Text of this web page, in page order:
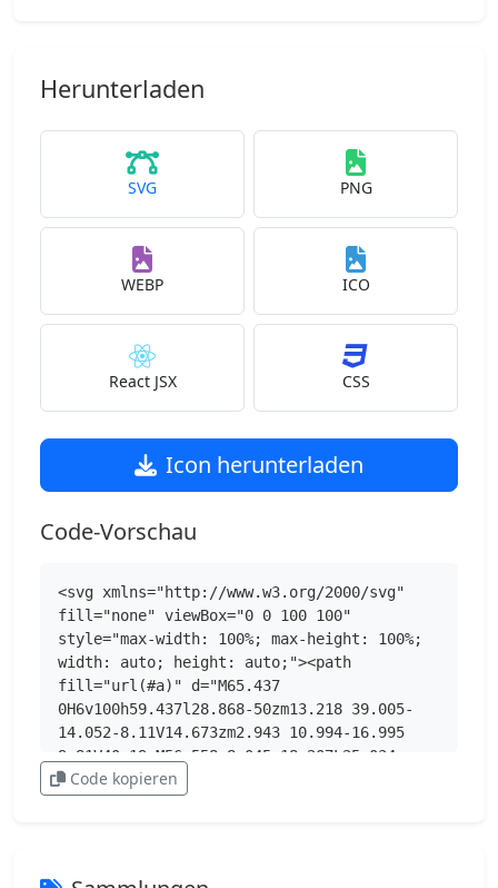
Herunterladen
SVG PNG
WEBP ICO
React JSX CSS
Icon herunterladen
Code-Vorschau
<svg xmlns="http://www.w3.org/2000/svg"
fill="none" viewBox="0 0 100 100"
style="max-width: 100%; max-height: 100%;
width: auto; height: auto;"><path
fill="url(#a)" d="M65.437
0H6v100h59.437l28.868-50zm13.218 39.005-
14.052-8.11V14.673zm2.943 10.994-16.995
9.81V40.19zM56.558 8.045v18.207L25.034
8.045zm-42.53 2.943 42.53 24.551v28.914l-
Code kopieren